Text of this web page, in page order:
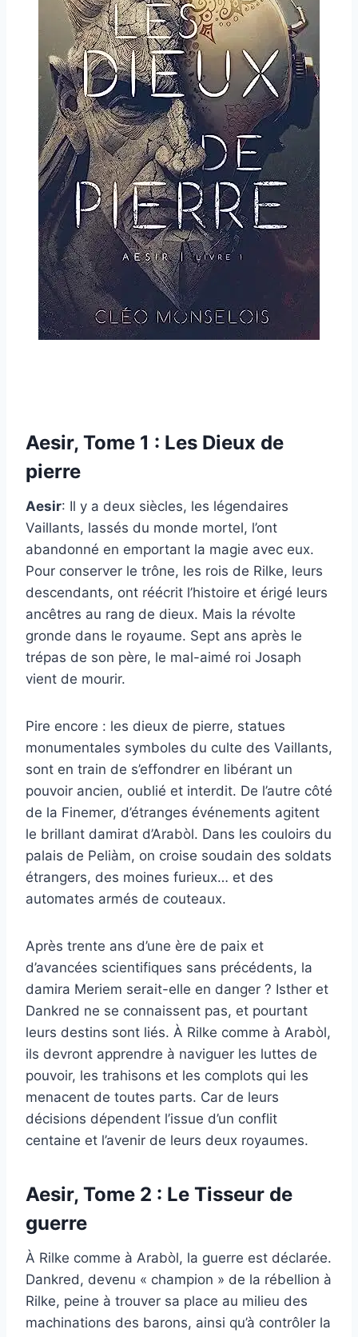
Aesir, Tome 1 : Les Dieux de
pierre
Aesir: Il y a deux siècles, les légendaires
Vaillants, lassés du monde mortel, l’ont
abandonné en emportant la magie avec eux.
Pour conserver le trône, les rois de Rilke, leurs
descendants, ont réécrit l’histoire et érigé leurs
ancêtres au rang de dieux. Mais la révolte
gronde dans le royaume. Sept ans après le
trépas de son père, le mal-aimé roi Josaph
vient de mourir.
Pire encore : les dieux de pierre, statues
monumentales symboles du culte des Vaillants,
sont en train de s’effondrer en libérant un
pouvoir ancien, oublié et interdit. De l’autre côté
de la Finemer, d’étranges événements agitent
le brillant damirat d’Arabòl. Dans les couloirs du
palais de Peliàm, on croise soudain des soldats
étrangers, des moines furieux… et des
automates armés de couteaux.
Après trente ans d’une ère de paix et
d’avancées scientifiques sans précédents, la
damira Meriem serait-elle en danger ? Isther et
Dankred ne se connaissent pas, et pourtant
leurs destins sont liés. À Rilke comme à Arabòl,
ils devront apprendre à naviguer les luttes de
pouvoir, les trahisons et les complots qui les
menacent de toutes parts. Car de leurs
décisions dépendent l’issue d’un conflit
centaine et l’avenir de leurs deux royaumes.
Aesir, Tome 2 : Le Tisseur de
guerre
À Rilke comme à Arabòl, la guerre est déclarée.
Dankred, devenu « champion » de la rébellion à
Rilke, peine à trouver sa place au milieu des
machinations des barons, ainsi qu’à contrôler la